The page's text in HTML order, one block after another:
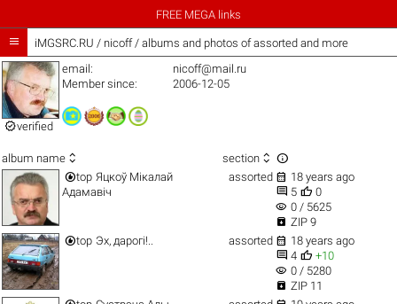
FREE MEGA links
 iMGSRC.RU / nicoff / albums and photos of assorted and more
verified
email:
nicoff@mail.ru
Member since:
2006-12-05
album name  section  
top Яцкоў Мікалай
Адамавіч
assorted  18 years ago
 5  0
visibility 0 / 5625
 ZIP 9
top Эх, дарогі!.. assorted  18 years ago
 4  +10
visibility 0 / 5280
 ZIP 11